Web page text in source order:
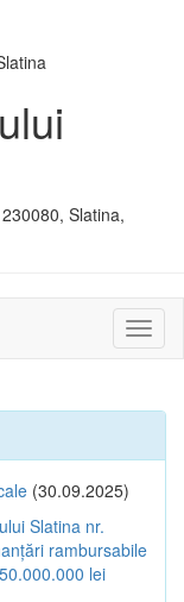
Slatina,
sau
(30.09.2025)
Slatina nr.
rambursabile
lei